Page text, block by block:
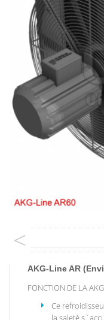
<
AKG-Line AR
FONCTION DE LA AKG
Ce
la saleté